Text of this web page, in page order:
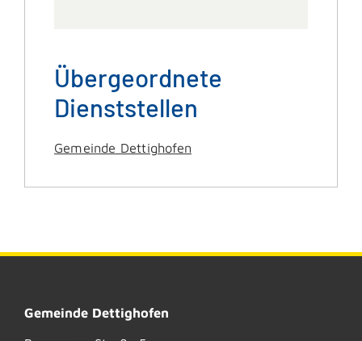
Übergeordnete
Dienststellen
Gemeinde Dettighofen
Gemeinde Dettighofen